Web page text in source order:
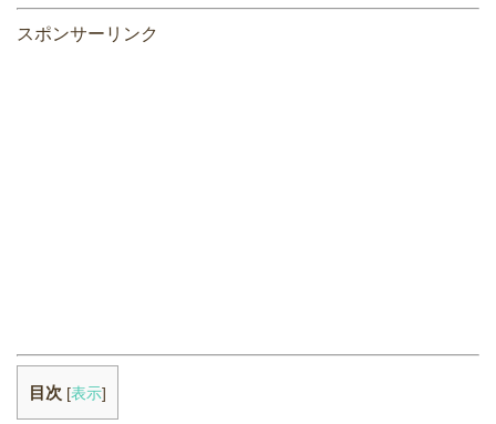
スポンサーリンク
目次 [表示]